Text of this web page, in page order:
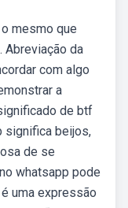
mesmo que
da
com algo
a
de btf
significa beijos,
de se
whatsapp pode
uma expressão